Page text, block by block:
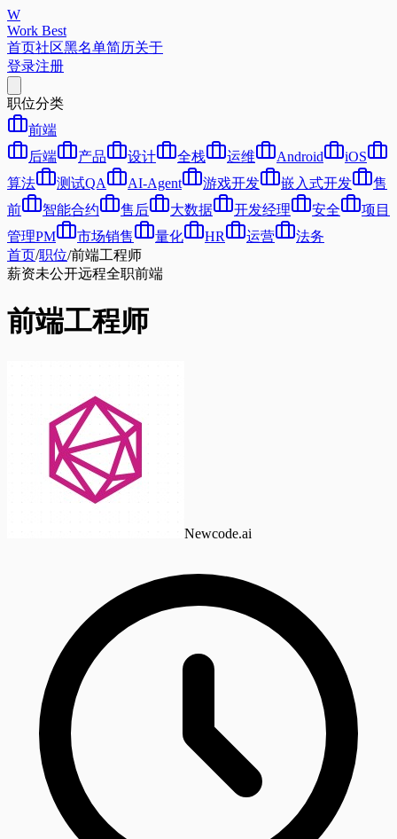
W
Work Best
首页社区黑名单简历关于
登录注册
职位分类
前端
后端
产品 设计 全栈 运维 Android
iOS
算法
测试QA AI-Agent 游戏开发 嵌入式开发
售
前
智能合约 售后 大数据 开发经理 安全
项目
管理PM
市场销售 量化 HR 运营
法务
首页/职位/前端工程师
薪资未公开远程全职前端
前端工程师
Newcode.ai